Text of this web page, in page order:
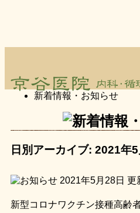
トップページ
新着情報・お知らせ
日別アーカイブ: 2021年5
2021年5月28日 更
新型コロナワクチン接種高齢